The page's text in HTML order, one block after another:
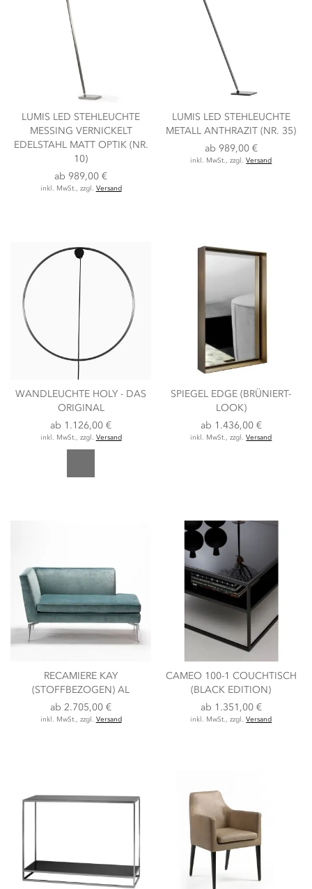
LUMIS LED STEHLEUCHTE
MESSING VERNICKELT
EDELSTAHL MATT OPTIK (NR.
10)
ab 989,00 €
inkl. MwSt., zzgl. Versand
LUMIS LED STEHLEUCHTE
METALL ANTHRAZIT (NR. 35)
ab 989,00 €
inkl. MwSt., zzgl.Versand
WANDLEUCHTE HOLY - DAS
ORIGINAL
ab 1.126,00 €
inkl. MwSt., zzgl. Versand
SPIEGEL EDGE (BRÜNIERT-
LOOK)
ab 1.436,00 €
inkl. MwSt., zzgl.Versand
RECAMIERE KAY
(STOFFBEZOGEN) AL
ab2.705,00 €
inkl. MwSt., zzgl. Versand
CAMEO 100-1 COUCHTISCH
(BLACK EDITION)
ab 1.351,00 €
inkl. MwSt., zzgl.Versand